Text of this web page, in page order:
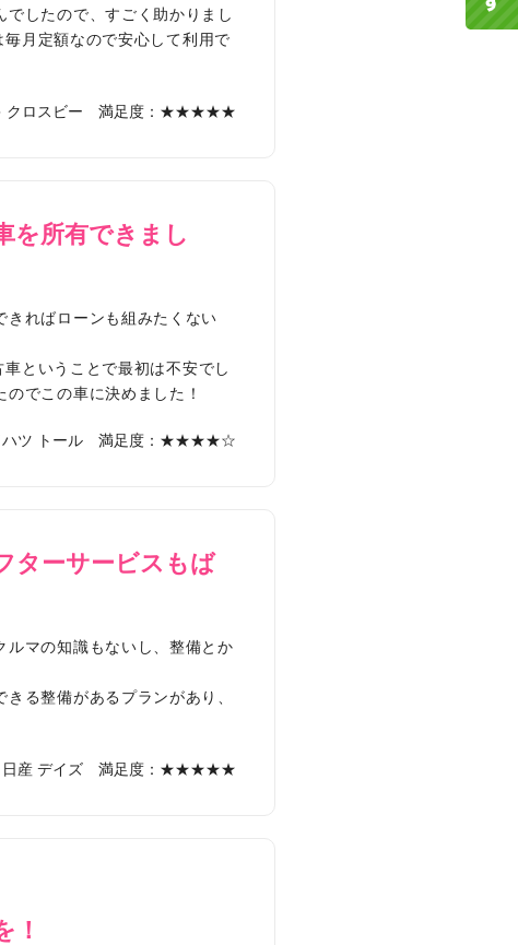
したので、すごく助かりまし
月定額なので安心して利用で
クロスビー 満足度：★★★★★
を所有できまし
きればローンも組みたくない
ということで最初は不安でし
でこの車に決めました！
ツ トール 満足度：★★★★☆
ターサービスもば
ルマの知識もないし、整備とか
る整備があるプランがあり、
産 デイズ 満足度：★★★★★
！